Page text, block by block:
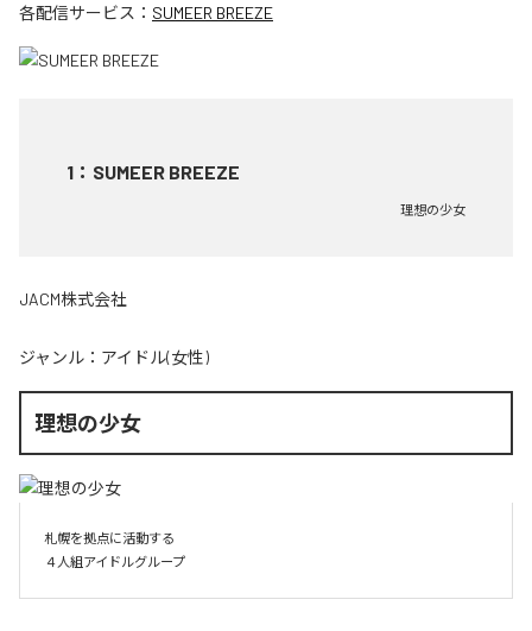
各配信サービス： SUMEER BREEZE
1 ： SUMEER BREEZE
理想の少女
JACM株式会社
ジャンル： アイドル(女性)
理想の少女
札幌を拠点に活動する
４人組アイドルグループ